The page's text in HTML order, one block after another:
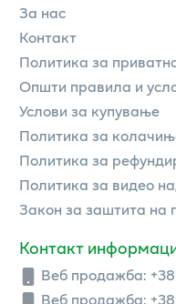
За нас
Контакт
Политика за
Општи правила и
Услови за купување
Политика за
Политика за
Политика за видео
Закон за заштита на
Контакт
Веб продажба:
Веб продажба: